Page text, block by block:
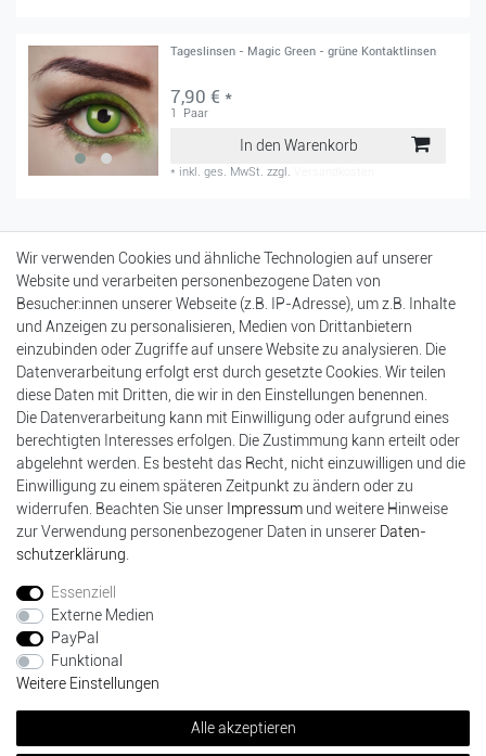
Tageslinsen - Magic Green - grüne Kontaktlinsen
7,90 € *
1 Paar
In den Warenkorb
* inkl. ges. MwSt. zzgl.
Mein Konto
Login
Registrierung
Warenkorb
Kasse
Einkaufen
Versandarten & -kosten
Zahlungsarten
Bankdaten
Batterieentsorgung
Widerrufsformular
Unternehmen
Kontakt
Datenschutzerklärung
Widerrufsrecht
Impressum
AGB
© Copyright 2020 DarXity GbR. Gestaltung, Design und Style durch DarXity
Wir verwenden Cookies und ähnliche Technologien auf unserer
Website und verarbeiten personenbezogene Daten von
Besucher:innen unserer Webseite (z.B. IP-Adresse), um z.B. Inhalte
und Anzeigen zu personalisieren, Medien von Drittanbietern
einzubinden oder Zugriffe auf unsere Website zu analysieren. Die
Datenverarbeitung erfolgt erst durch gesetzte Cookies. Wir teilen
diese Daten mit Dritten, die wir in den Einstellungen benennen.
Die Datenverarbeitung kann mit Einwilligung oder aufgrund eines
berechtigten Interesses erfolgen. Die Zustimmung kann erteilt oder
abgelehnt werden. Es besteht das Recht, nicht einzuwilligen und die
Einwilligung zu einem späteren Zeitpunkt zu ändern oder zu
widerrufen. Beachten Sie unser Impressum und weitere Hinweise
zur Verwendung personenbezogener Daten in unserer Daten­
schutz­erklärung
Essenziell
Externe Medien
PayPal
Funktional
Weitere Einstellungen
Alle akzeptieren